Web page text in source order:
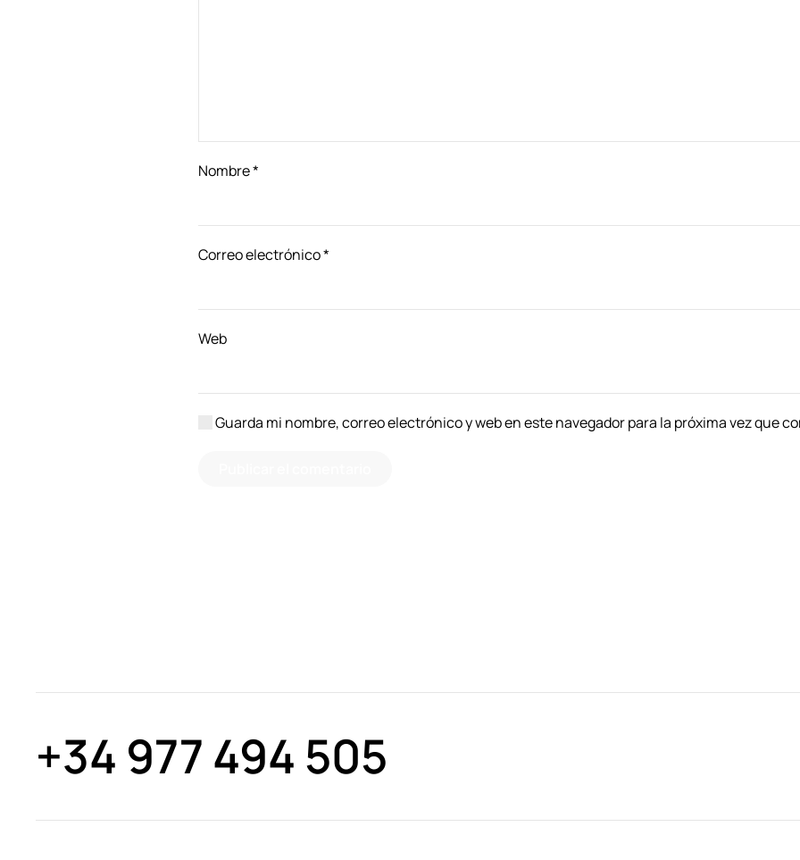
Nombre*
Correo electrónico*
Web
Guarda mi nombre, correo electrónico y web en este navegador para la próxima vez que
+34 977 494 505